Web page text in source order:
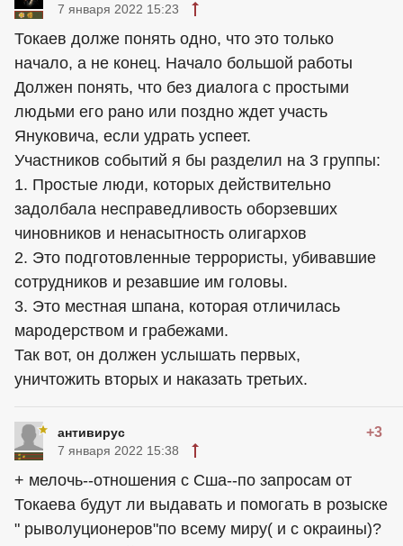
7 января 2022 15:23
Токаев долже понять одно, что это только
начало, а не конец. Начало большой работы
Должен понять, что без диалога с простыми
людьми его рано или поздно ждет участь
Януковича, если удрать успеет.
Участников событий я бы разделил на 3 группы:
1. Простые люди, которых действительно
задолбала несправедливость оборзевших
чиновников и ненасытность олигархов
2. Это подготовленные террористы, убивавшие
сотрудников и резавшие им головы.
3. Это местная шпана, которая отличилась
мародерством и грабежами.
Так вот, он должен услышать первых,
уничтожить вторых и наказать третьих.
антивирус +3
7 января 2022 15:38
+ мелочь--отношения с Сша--по запросам от
Токаева будут ли выдавать и помогать в розыске
" рыволуционеров"по всему миру( и с окраины)?